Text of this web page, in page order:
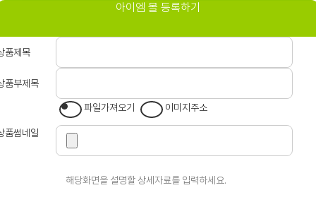
아이엠 몰 등록하기
품제목
품부제목
품썸네일
파일가져오기 이미지주소